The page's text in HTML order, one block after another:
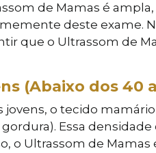
de Mamas é
deste exame.
que o Ultrassom de
(Abaixo dos 40
jovens, o tecido
Essa
o Ultrassom de